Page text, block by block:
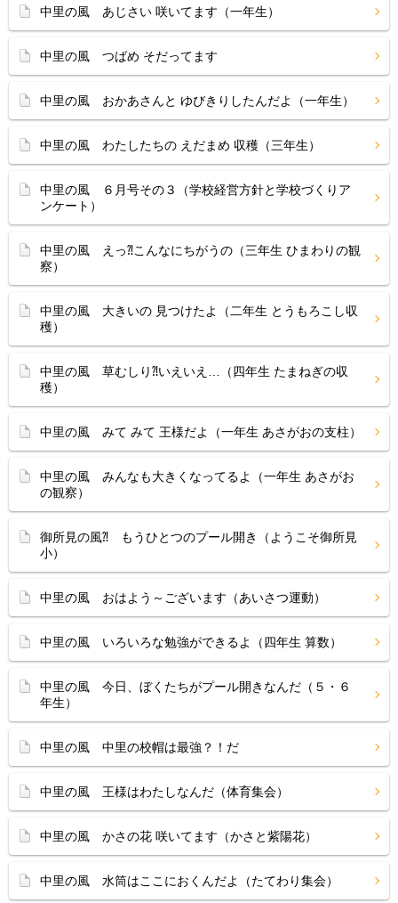
中里の風 あじさい 咲いてます（一年生）
中里の風 つばめ そだってます
中里の風 おかあさんと ゆびきりしたんだよ（一年生）
中里の風 わたしたちの えだまめ 収穫（三年生）
中里の風 ６月号その３（学校経営方針と学校づくりア
ンケート）
中里の風 えっ⁈こんなにちがうの（三年生 ひまわりの観
察）
中里の風 大きいの 見つけたよ（二年生 とうもろこし収
穫）
中里の風 草むしり⁈いえいえ…（四年生 たまねぎの収
穫）
中里の風 みて みて 王様だよ（一年生 あさがおの支柱）
中里の風 みんなも大きくなってるよ（一年生 あさがお
の観察）
御所見の風⁈ もうひとつのプール開き（ようこそ御所見
小）
中里の風 おはよう～ございます（あいさつ運動）
中里の風 いろいろな勉強ができるよ（四年生 算数）
中里の風 今日、ぼくたちがプール開きなんだ（５・６
年生）
中里の風 中里の校帽は最強？！だ
中里の風 王様はわたしなんだ（体育集会）
中里の風 かさの花 咲いてます（かさと紫陽花）
中里の風 水筒はここにおくんだよ（たてわり集会）